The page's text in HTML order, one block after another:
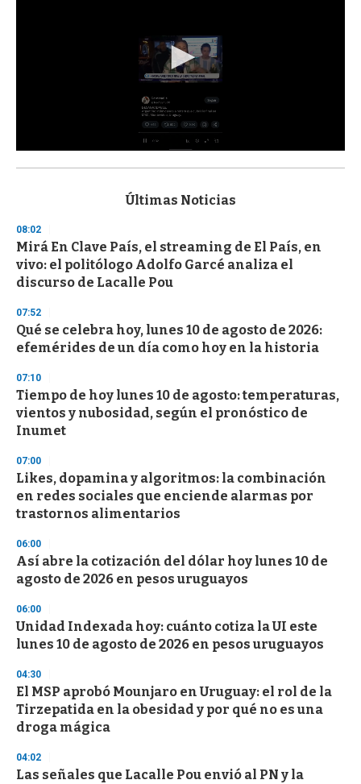
s
d
s
o
f
3
s
e
c
o
d
s
Últimas Noticias
08:02
Mirá En Clave País, el streaming de El País, en
vivo: el politólogo Adolfo Garcé analiza el
discurso de Lacalle Pou
07:52
Qué se celebra hoy, lunes 10 de agosto de 2026:
efemérides de un día como hoy en la historia
07:10
Tiempo de hoy lunes 10 de agosto: temperaturas,
vientos y nubosidad, según el pronóstico de
Inumet
07:00
Likes, dopamina y algoritmos: la combinación
en redes sociales que enciende alarmas por
trastornos alimentarios
06:00
Así abre la cotización del dólar hoy lunes 10 de
agosto de 2026 en pesos uruguayos
06:00
Unidad Indexada hoy: cuánto cotiza la UI este
lunes 10 de agosto de 2026 en pesos uruguayos
04:30
El MSP aprobó Mounjaro en Uruguay: el rol de la
Tirzepatida en la obesidad y por qué no es una
droga mágica
04:02
Las señales que Lacalle Pou envió al PN y la